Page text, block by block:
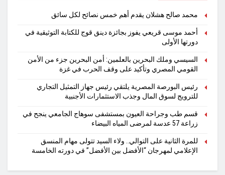
محمد صالح هشلان يقدم أهم خمس نصائح لكل سائق
أحمد موسى قريعي يفوز بجائزة دينق قوج للكتابة التوثيقية في
دورتها الأولى
السيسي وملك البحرين بالعلمين: أمن البحرين جزء من الأمن
القومي المصري وتأكيد على وقف الحرب في غزة
رئيس البورصة المصرية يلتقي رئيس جهاز التمثيل التجاري
للترويج لسوق المال وجذب الاستثمارات الأجنبية
قسم طب وجراحة العيون بمستشفى سوهاج الجامعي ينجح في
زراعة 57 عدسة لمرضى المياه البيضاء
للمرة الثانية على التوالي.. ولاء السيد تتولى مهام المنسق
الإعلامي لمهرجان “الأفضل بين الأفضل” في دورته الخامسة